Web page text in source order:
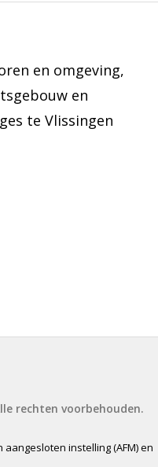
en omgeving,
en
te Vlissingen
rechten voorbehouden.
aangesloten instelling (AFM) en